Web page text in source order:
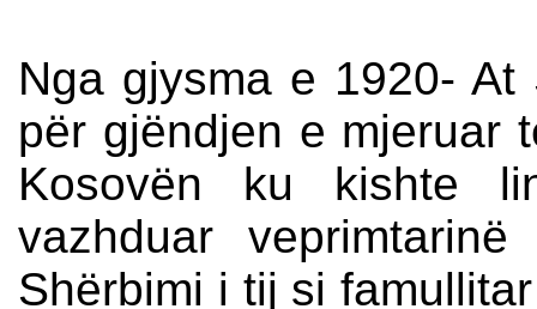
Nga gjysma e 1920-
për gjëndjen e mjeruar
Kosovën ku kishte
vazhduar
Shërbimi i tij si